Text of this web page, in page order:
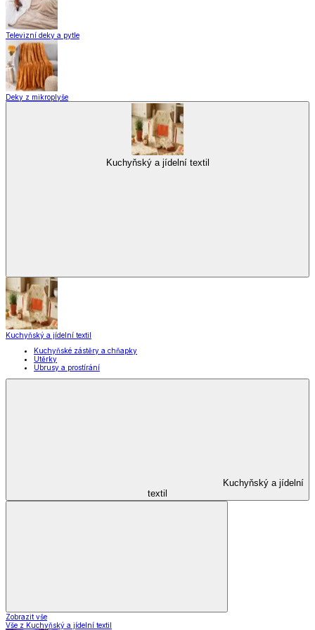
Televizní deky a pytle
Deky z mikroplyše
Kuchyňský a jídelní textil
Kuchyňský a jídelní textil
Kuchyňské zástěry a chňapky
Utěrky
Ubrusy a prostírání
Kuchyňský a jídelní
textil
Zobrazit vše
Vše z Kuchyňský a jídelní textil